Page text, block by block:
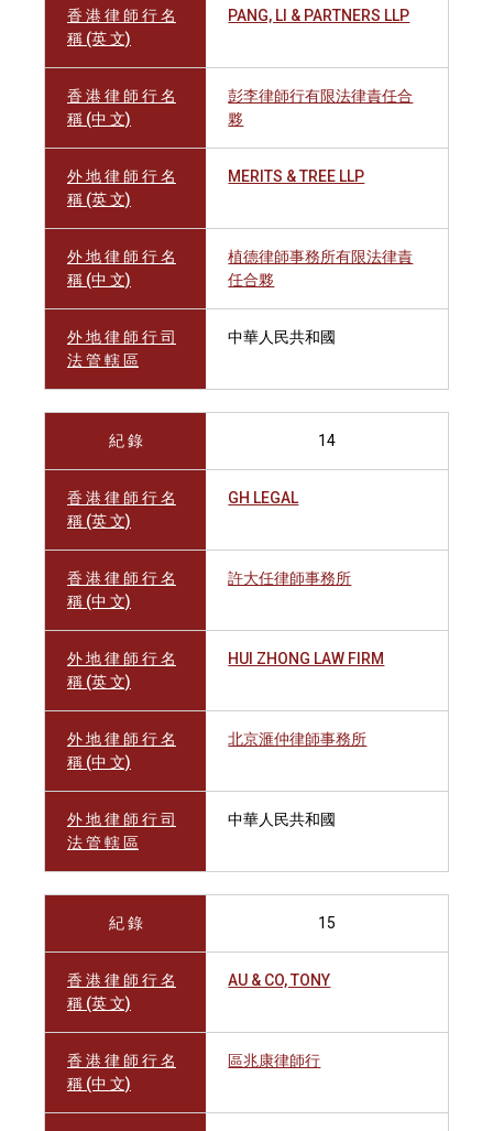
香 港 律 師 行 名
稱 (英 文)
PANG, LI & PARTNERS LLP
香 港 律 師 行 名
稱 (中 文)
彭李律師行有限法律責任合
夥
外 地 律 師 行 名
稱 (英 文)
MERITS & TREE LLP
外 地 律 師 行 名
稱 (中 文)
植德律師事務所有限法律責
任合夥
外 地 律 師 行 司
法 管 轄 區
中華人民共和國
紀 錄 14
香 港 律 師 行 名
稱 (英 文)
GH LEGAL
香 港 律 師 行 名
稱 (中 文)
許大任律師事務所
外 地 律 師 行 名
稱 (英 文)
HUI ZHONG LAW FIRM
外 地 律 師 行 名
稱 (中 文)
北京滙仲律師事務所
外 地 律 師 行 司
法 管 轄 區
中華人民共和國
紀 錄 15
香 港 律 師 行 名
稱 (英 文)
AU & CO, TONY
香 港 律 師 行 名
稱 (中 文)
區兆康律師行